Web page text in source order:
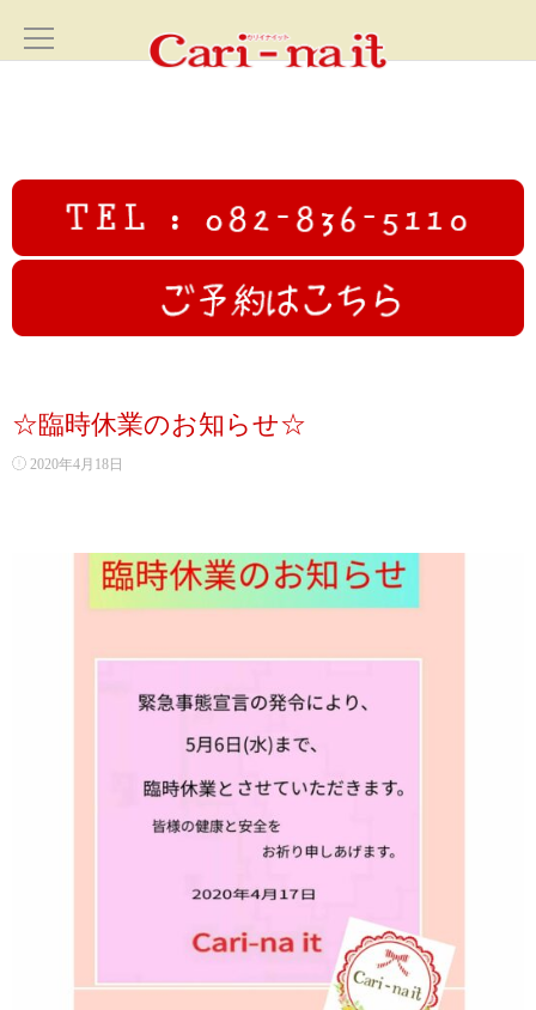
サロン案内
SALON
高圧ジェットフェイシャル
初回限定 ヒト幹細胞導入若返りジェットコース70分✨広島若返
り美人
初回限定 メイクレッスン30分✨広島メイク教室
☆臨時休業のお知らせ☆
2020年4月18日